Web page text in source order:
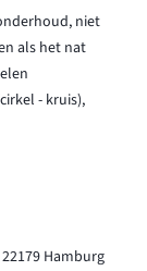
niet
als het nat
- kruis),
Hamburg